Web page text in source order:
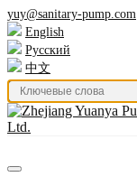
yuy@sanitary-pump.com
English
Русский
中文